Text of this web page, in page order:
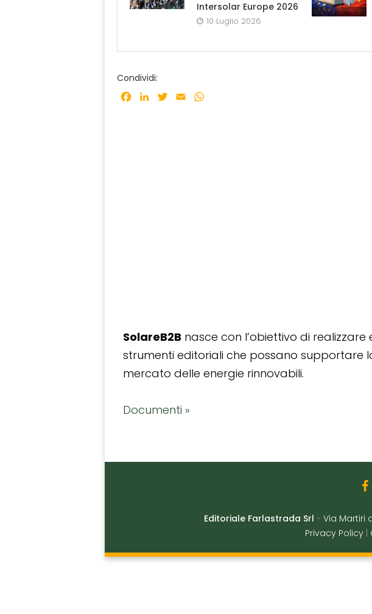
Intersolar Europe 2026
10 Luglio 2026
Condividi:
Facebook
LinkedInTwitter
Email
SolareB2B nasce con l’obiettivo di
strumenti editoriali che possano supportare
mercato delle energie rinnovabili.
Documenti »
Editoriale Farlastrada Srl - Via Martiri
Privacy Policy